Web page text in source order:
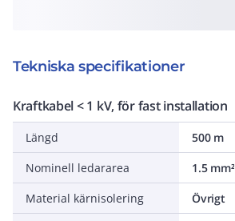
Tekniska specifikationer
Kraftkabel < 1 kV, för fast installation
Längd
500 m
Nominell ledararea
1.5 mm²
Material kärnisolering
Övrigt